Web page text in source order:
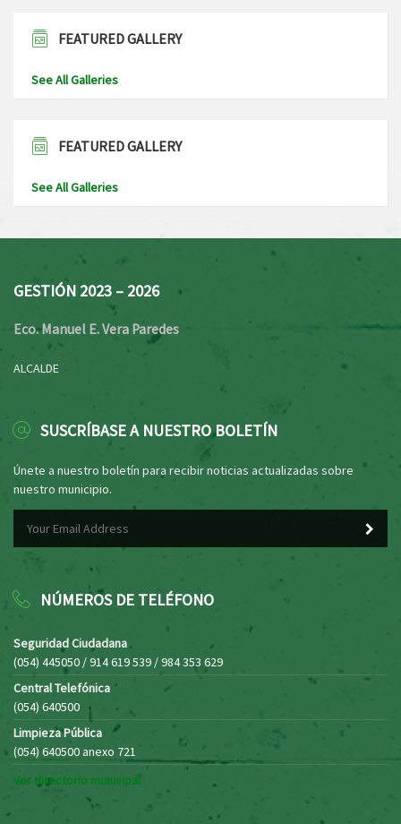
FEATURED GALLERY
See All Galleries
FEATURED GALLERY
See All Galleries
GESTIÓN 2023 – 2026
Eco. Manuel E. Vera Paredes
ALCALDE
SUSCRÍBASE A NUESTRO BOLETÍN
Únete a nuestro boletín para recibir noticias actualizadas sobre
nuestro municipio.
NÚMEROS DE TELÉFONO
Seguridad Ciudadana
(054) 445050 / 914 619 539 / 984 353 629
Central Telefónica
(054) 640500
Limpieza Pública
(054) 640500 anexo 721
Ver directorio municipal